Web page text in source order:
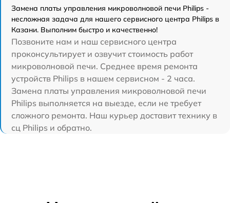
Замена платы управления микроволновой печи Philips -
несложная задача для нашего сервисного центра Philips в
Казани. Выполним быстро и качественно!
Позвоните нам и наш сервисного центра
проконсультирует и озвучит стоимость работ
микроволновой печи. Среднее время ремонта
устройств Philips в нашем сервисном - 2 часа.
Замена платы управления микроволновой печи
Philips выполняется на выезде, если не требует
сложного ремонта. Наш курьер доставит технику в
сц Philips и обратно.